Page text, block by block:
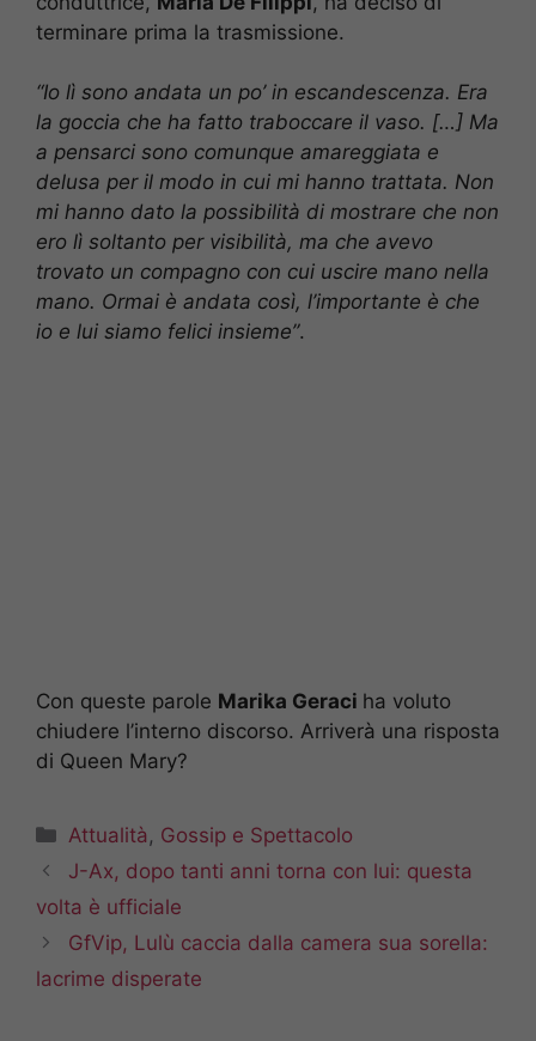
terminare prima la trasmissione.
“Io lì sono andata un po’ in escandescenza. Era
la goccia che ha fatto traboccare il vaso. […] Ma
a pensarci sono comunque amareggiata e
delusa per il modo in cui mi hanno trattata. Non
mi hanno dato la possibilità di mostrare che non
ero lì soltanto per visibilità, ma che avevo
trovato un compagno con cui uscire mano nella
mano. Ormai è andata così, l’importante è che
io e lui siamo felici insieme”.
Con queste parole Marika Geraci ha voluto
chiudere l’interno discorso. Arriverà una risposta
di Queen Mary?
Categorie
Attualità , Gossip e Spettacolo
J-Ax, dopo tanti anni torna con lui: questa
volta è ufficiale
GfVip, Lulù caccia dalla camera sua sorella:
lacrime disperate